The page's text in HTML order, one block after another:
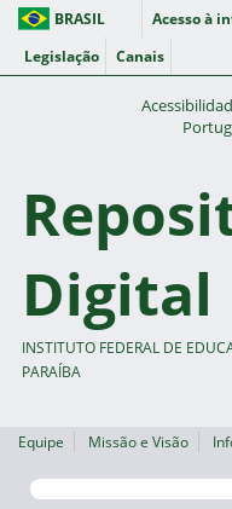
BRASIL Acesso à
Legislação
Canais
Digital
INSTITUTO FEDERAL DE
PARAÍBA
Equipe Missão e Visão